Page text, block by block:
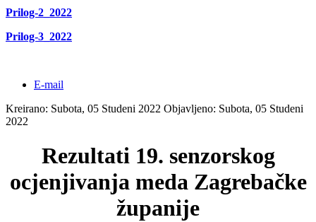
Prilog-2_2022
Prilog-3_2022
E-mail
Kreirano: Subota, 05 Studeni 2022 Objavljeno: Subota, 05 Studeni
2022
Rezultati 19. senzorskog
ocjenjivanja meda Zagrebačke
županije